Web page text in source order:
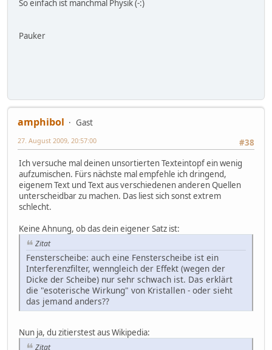
So einfach ist manchmal Physik (-:)
Pauker
amphibol
Gast
#38
27. August 2009, 20:57:00
Ich versuche mal deinen unsortierten Texteintopf ein wenig
aufzumischen. Fürs nächste mal empfehle ich dringend,
eigenem Text und Text aus verschiedenen anderen Quellen
unterscheidbar zu machen. Das liest sich sonst extrem
schlecht.
Keine Ahnung, ob das dein eigener Satz ist:
Zitat
Fensterscheibe: auch eine Fensterscheibe ist ein
Interferenzfilter, wenngleich der Effekt (wegen der
Dicke der Scheibe) nur sehr schwach ist. Das erklärt
die "esoterische Wirkung" von Kristallen - oder sieht
das jemand anders??
Nun ja, du zitierstest aus Wikipedia:
Zitat